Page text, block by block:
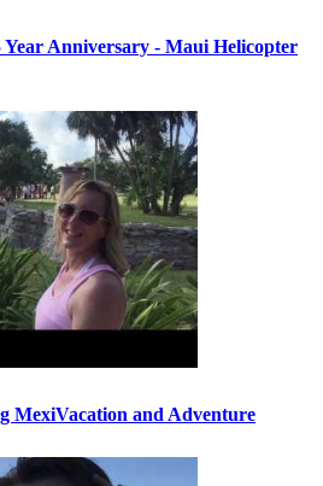
Year Anniversary - Maui Helicopter
MexiVacation and Adventure